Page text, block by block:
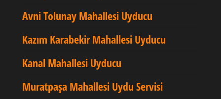
Avni Tolunay Mahallesi Uyducu
Kazım Karabekir Mahallesi Uyducu
Kanal Mahallesi Uyducu
Muratpaşa Mahallesi Uydu Servisi